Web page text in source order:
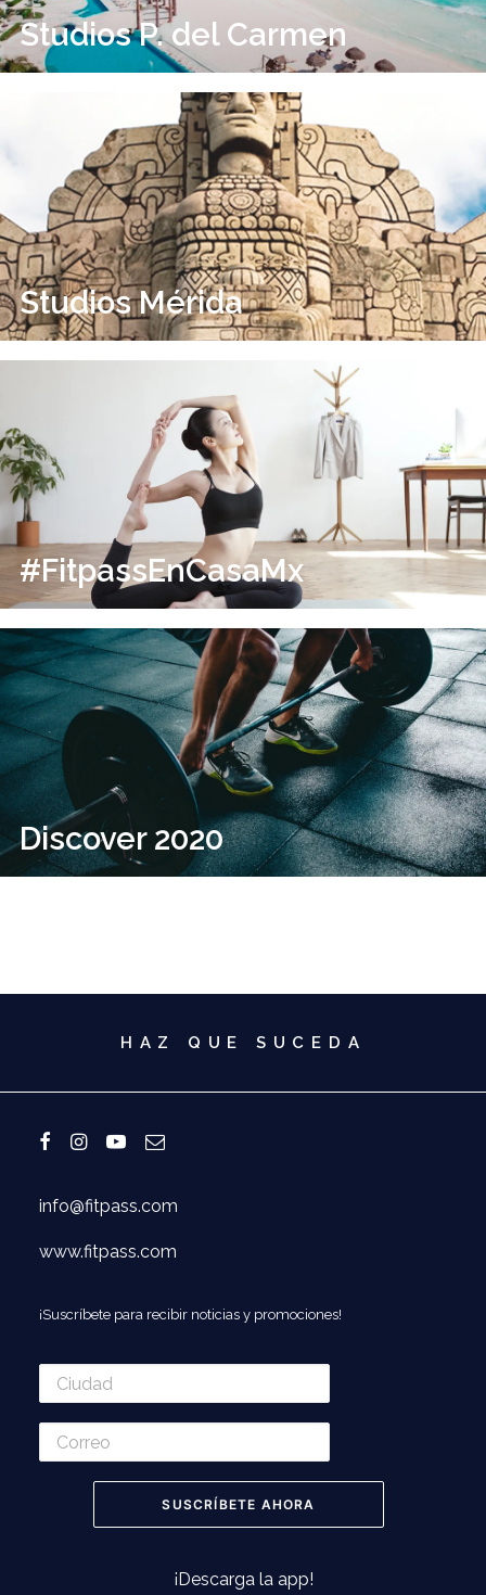
Studios P. del Carmen
Studios Mérida
#FitpassEnCasaMx
Discover 2020
HAZ QUE SUCEDA
info@fitpass.com
www.fitpass.com
¡Suscríbete para recibir noticias y promociones!
¡Descarga la app!